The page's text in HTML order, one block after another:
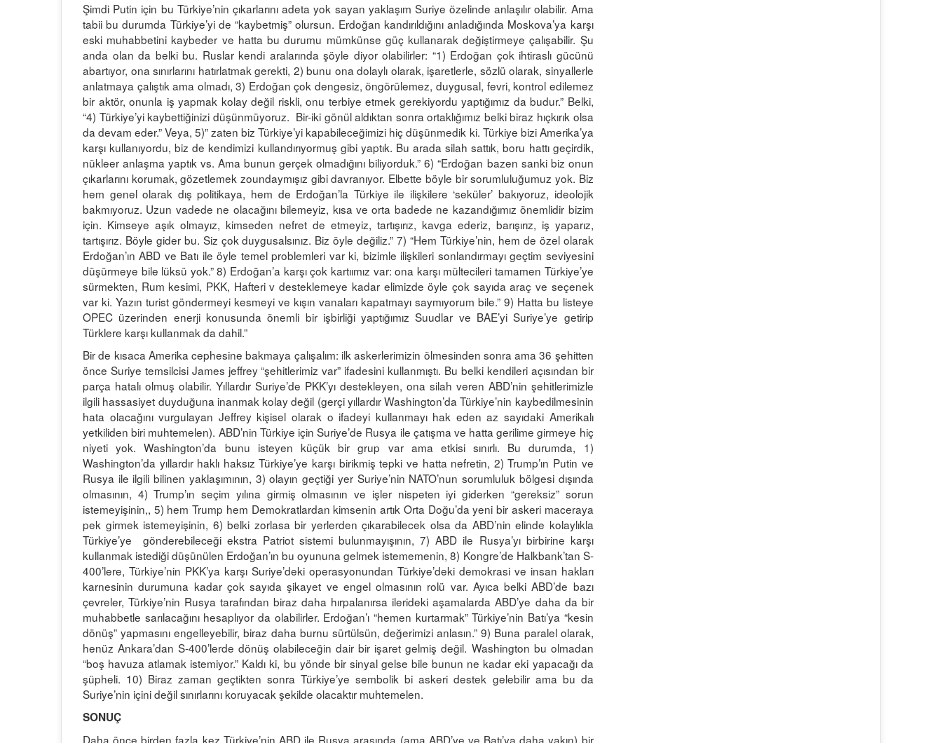
Şimdi Putin için bu Türkiye’nin çıkarlarını adeta yok sayan yaklaşım Suriye özelinde anlaşılır olabilir. Ama
tabii bu durumda Türkiye’yi de “kaybetmiş” olursun. Erdoğan kandırıldığını anladığında Moskova’ya karşı
eski muhabbetini kaybeder ve hatta bu durumu mümkünse güç kullanarak değiştirmeye çalışabilir. Şu
anda olan da belki bu. Ruslar kendi aralarında şöyle diyor olabilirler: “1) Erdoğan çok ihtiraslı gücünü
abartıyor, ona sınırlarını hatırlatmak gerekti, 2) bunu ona dolaylı olarak, işaretlerle, sözlü olarak, sinyallerle
anlatmaya çalıştık ama olmadı, 3) Erdoğan çok dengesiz, öngörülemez, duygusal, fevri, kontrol edilemez
bir aktör, onunla iş yapmak kolay değil riskli, onu terbiye etmek gerekiyordu yaptığımız da budur.” Belki,
“4) Türkiye’yi kaybettiğinizi düşünmüyoruz. Bir-iki gönül aldıktan sonra ortaklığımız belki biraz hıçkırık olsa
da devam eder.” Veya, 5)” zaten biz Türkiye’yi kapabileceğimizi hiç düşünmedik ki. Türkiye bizi Amerika’ya
karşı kullanıyordu, biz de kendimizi kullandırıyormuş gibi yaptık. Bu arada silah sattık, boru hattı geçirdik,
nükleer anlaşma yaptık vs. Ama bunun gerçek olmadığını biliyorduk.” 6) “Erdoğan bazen sanki biz onun
çıkarlarını korumak, gözetlemek zoundaymışız gibi davranıyor. Elbette böyle bir sorumluluğumuz yok. Biz
hem genel olarak dış politikaya, hem de Erdoğan’la Türkiye ile ilişkilere ‘seküler’ bakıyoruz, ideolojik
bakmıyoruz. Uzun vadede ne olacağını bilemeyiz, kısa ve orta badede ne kazandığımız önemlidir bizim
için. Kimseye aşık olmayız, kimseden nefret de etmeyiz, tartışırız, kavga ederiz, barışırız, iş yaparız,
tartışırız. Böyle gider bu. Siz çok duygusalsınız. Biz öyle değiliz.” 7) “Hem Türkiye’nin, hem de özel olarak
Erdoğan’ın ABD ve Batı ile öyle temel problemleri var ki, bizimle ilişkileri sonlandırmayı geçtim seviyesini
düşürmeye bile lüksü yok.” 8) Erdoğan’a karşı çok kartıımız var: ona karşı mültecileri tamamen Türkiye’ye
sürmekten, Rum kesimi, PKK, Hafteri v desteklemeye kadar elimizde öyle çok sayıda araç ve seçenek
var ki. Yazın turist göndermeyi kesmeyi ve kışın vanaları kapatmayı saymıyorum bile.” 9) Hatta bu listeye
OPEC üzerinden enerji konusunda önemli bir işbirliği yaptığımız Suudlar ve BAE’yi Suriye’ye getirip
Türklere karşı kullanmak da dahil.”
Bir de kısaca Amerika cephesine bakmaya çalışalım: ilk askerlerimizin ölmesinden sonra ama 36 şehitten
önce Suriye temsilcisi James jeffrey “şehitlerimiz var” ifadesini kullanmıştı. Bu belki kendileri açısından bir
parça hatalı olmuş olabilir. Yıllardır Suriye’de PKK’yı destekleyen, ona silah veren ABD’nin şehitlerimizle
ilgili hassasiyet duyduğuna inanmak kolay değil (gerçi yıllardır Washington’da Türkiye’nin kaybedilmesinin
hata olacağını vurgulayan Jeffrey kişisel olarak o ifadeyi kullanmayı hak eden az sayıdaki Amerikalı
yetkiliden biri muhtemelen). ABD’nin Türkiye için Suriye’de Rusya ile çatışma ve hatta gerilime girmeye hiç
niyeti yok. Washington’da bunu isteyen küçük bir grup var ama etkisi sınırlı. Bu durumda, 1)
Washington’da yıllardır haklı haksız Türkiye’ye karşı birikmiş tepki ve hatta nefretin, 2) Trump’ın Putin ve
Rusya ile ilgili bilinen yaklaşımının, 3) olayın geçtiği yer Suriye’nin NATO’nun sorumluluk bölgesi dışında
olmasının, 4) Trump’ın seçim yılına girmiş olmasının ve işler nispeten iyi giderken “gereksiz” sorun
istemeyişinin,, 5) hem Trump hem Demokratlardan kimsenin artık Orta Doğu’da yeni bir askeri maceraya
pek girmek istemeyişinin, 6) belki zorlasa bir yerlerden çıkarabilecek olsa da ABD’nin elinde kolaylıkla
Türkiye’ye gönderebileceği ekstra Patriot sistemi bulunmayışının, 7) ABD ile Rusya’yı birbirine karşı
kullanmak istediği düşünülen Erdoğan’ın bu oyununa gelmek istememenin, 8) Kongre’de Halkbank’tan S-
400’lere, Türkiye’nin PKK’ya karşı Suriye’deki operasyonundan Türkiye’deki demokrasi ve insan hakları
karnesinin durumuna kadar çok sayıda şikayet ve engel olmasının rolü var. Ayıca belki ABD’de bazı
çevreler, Türkiye’nin Rusya tarafından biraz daha hırpalanırsa ilerideki aşamalarda ABD’ye daha da bir
muhabbetle sarılacağını hesaplıyor da olabilirler. Erdoğan’ı “hemen kurtarmak” Türkiye’nin Batı’ya “kesin
dönüş” yapmasını engelleyebilir, biraz daha burnu sürtülsün, değerimizi anlasın.” 9) Buna paralel olarak,
henüz Ankara’dan S-400’lerde dönüş olabileceğin dair bir işaret gelmiş değil. Washington bu olmadan
“boş havuza atlamak istemiyor.” Kaldı ki, bu yönde bir sinyal gelse bile bunun ne kadar eki yapacağı da
şüpheli. 10) Biraz zaman geçtikten sonra Türkiye’ye sembolik bi askeri destek gelebilir ama bu da
Suriye’nin içini değil sınırlarını koruyacak şekilde olacaktır muhtemelen.
SONUÇ
Daha önce birden fazla kez Türkiye’nin ABD ile Rusya arasında (ama ABD’ye ve Batı’ya daha yakın) bir